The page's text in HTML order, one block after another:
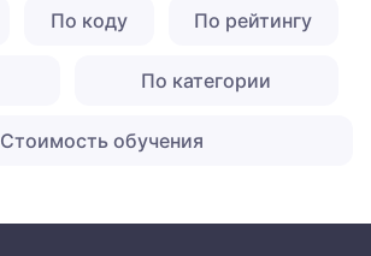
По коду По рейтингу
По категории
Стоимость обучения